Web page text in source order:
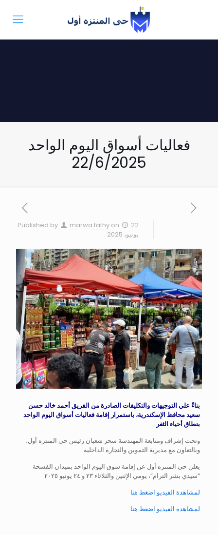
فعاليات أسواق اليوم الواحد
22/6/2025
Published by marwa fathy on
22
يونيو، 2025
بناءً علي التوجيهات والتكليفات الصادرة من الفريق أحمد خالد حسن
سعيد محافظ الإسكندرية، باستمرار إقامة فعاليات أسواق اليوم الواحد
بنطاق أحياء الثغر
وتحت إشراف ومتابعة المهندسة سحر شعبان رئيس حي المنتزه أول،
وبالتعاون مع مديرية التموين والتجارة الداخلية
يعلن حي المنتزه أول عن إقامة سوق اليوم الواحد بميدان الفسحة
“سيدي بشر الترام”، يومي الإثنين والثلاثاء ٢٣ و ٢٤ يونيو ٢٠٢٥
لمشاهدة الفيديو اضغط هنا
لمشاهدة الفيديو اضغط هنا